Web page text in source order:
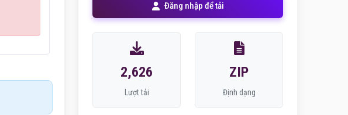
Đăng nhập để tải
2,626
Lượt tải
ZIP
Định dạng